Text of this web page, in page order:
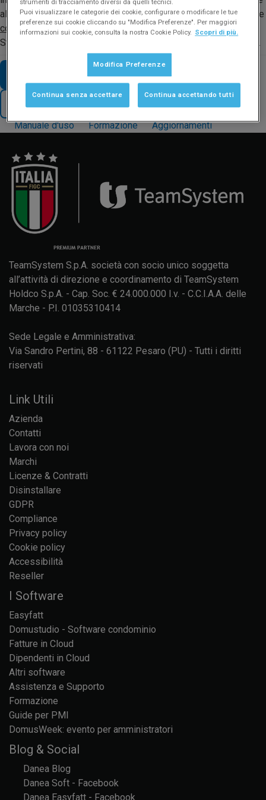
alla sera a casa. Ovviamente lo stesso utente non può accedere
contemporaneamenteda più postazioni, per questo motivo gli
Studi con più collaboratori dovranno attivare più account utente.
VAI AD ALTRE FAQ SUL TEMA
Manuale d'uso Formazione Aggiornamenti
TeamSystem S.p.A. società con socio unico soggetta
all’attività di direzione e coordinamento di TeamSystem
Holdco S.p.A. - Cap. Soc. € 24.000.000 I.v. - C.C.I.A.A. delle
Marche - P.I. 01035310414
Sede Legale e Amministrativa:
Via Sandro Pertini, 88 - 61122 Pesaro (PU) - Tutti i diritti
riservati
Link Utili
Azienda
Contatti
Lavora con noi
Marchi
Licenze & Contratti
Disinstallare
GDPR
Compliance
Privacy policy
Cookie policy
Accessibilità
Reseller
I Software
Easyfatt
Domustudio - Software condominio
Fatture in Cloud
Dipendenti in Cloud
Altri software
Assistenza e Supporto
Formazione
Guide per PMI
DomusWeek: evento per amministratori
Blog & Social
Danea Blog
Danea Soft - Facebook
Danea Easyfatt - Facebook
strumenti di tracciamento diversi da quelli tecnici.
Puoi visualizzare le categorie dei cookie, configurare o modificare le tue
preferenze sui cookie cliccando su "Modifica Preferenze". Per maggiori
informazioni sui cookie, consulta la nostra Cookie Policy. Scopri di più.
Modifica Preferenze
Continua senza accettare Continua accettando tutti